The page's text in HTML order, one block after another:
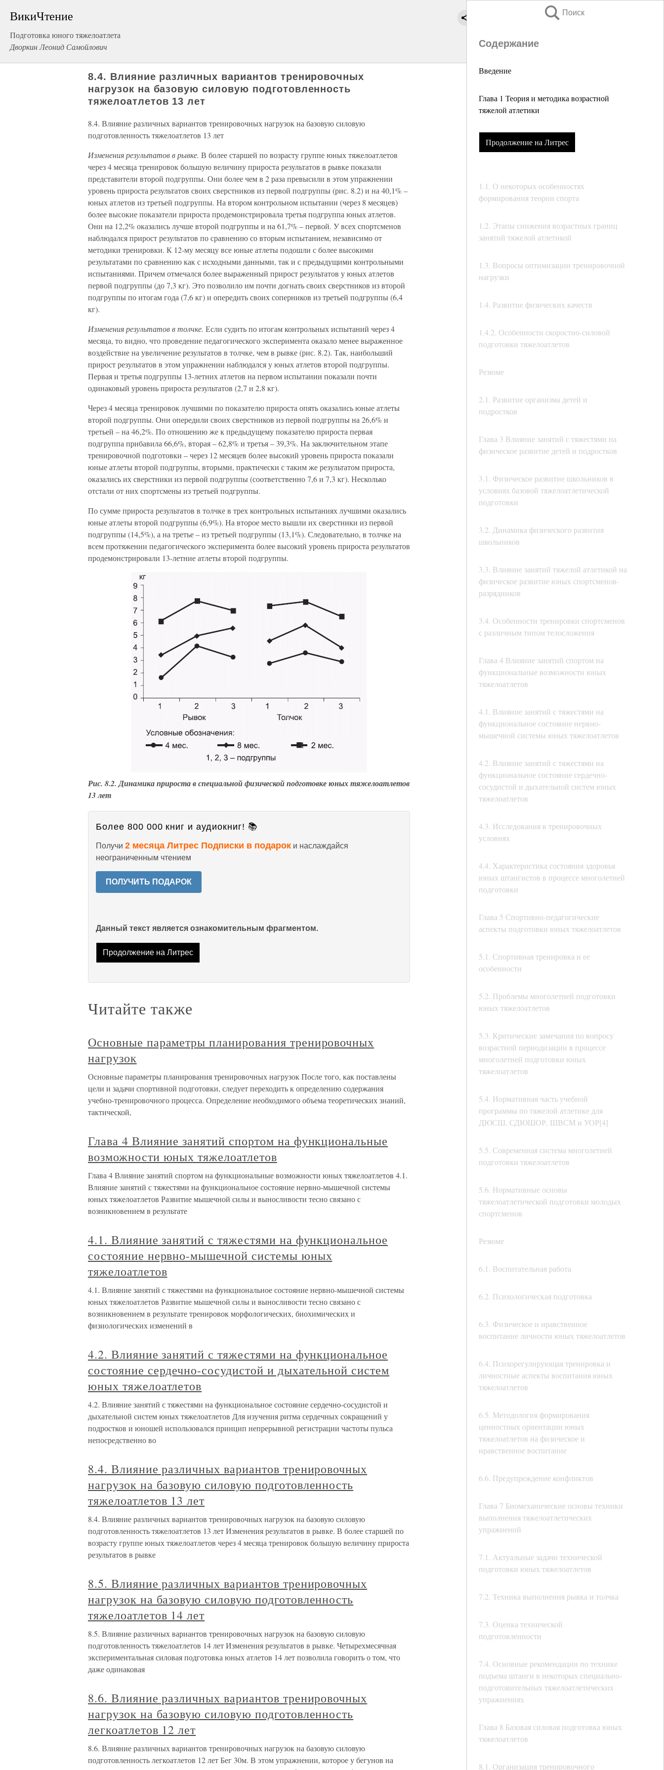
ВикиЧтение
Подготовка юного тяжелоатлета
Дворкин Леонид Самойлович
Поиск
Содержание
Введение
Глава 1 Теория и методика возрастной
тяжелой атлетики
Продолжение на Литрес
1.1. О некоторых особенностях
формирования теории спорта
1.2. Этапы снижения возрастных границ
занятий тяжелой атлетикой
1.3. Вопросы оптимизации тренировочной
нагрузки
1.4. Развитие физических качеств
1.4.2. Особенности скоростно-силовой
подготовки тяжелоатлетов
Резюме
2.1. Развитие организма детей и
подростков
Глава 3 Влияние занятий с тяжестями на
физическое развитие детей и подростков
3.1. Физическое развитие школьников в
условиях базовой тяжелоатлетической
подготовки
3.2. Динамика физического развития
школьников
3.3. Влияние занятий тяжелой атлетикой на
физическое развитие юных спортсменов-
разрядников
3.4. Особенности тренировки спортсменов
с различным типом телосложения
Глава 4 Влияние занятий спортом на
функциональные возможности юных
тяжелоатлетов
4.1. Влияние занятий с тяжестями на
функциональное состояние нервно-
мышечной системы юных тяжелоатлетов
4.2. Влияние занятий с тяжестями на
функциональное состояние сердечно-
сосудистой и дыхательной систем юных
тяжелоатлетов
4.3. Исследования в тренировочных
условиях
4.4. Характеристика состояния здоровья
юных штангистов в процессе многолетней
подготовки
Глава 5 Спортивно-педагогические
аспекты подготовки юных тяжелоатлетов
5.1. Спортивная тренировка и ее
особенности
5.2. Проблемы многолетней подготовки
юных тяжелоатлетов
5.3. Критические замечания по вопросу
возрастной периодизации в процессе
многолетней подготовки юных
тяжелоатлетов
5.4. Нормативная часть учебной
программы по тяжелой атлетике для
ДЮСШ, СДЮШОР, ШВСМ и УОР[4]
5.5. Современная система многолетней
подготовки тяжелоатлетов
5.6. Нормативные основы
тяжелоатлетической подготовки молодых
спортсменов
Резюме
6.1. Воспитательная работа
6.2. Психологическая подготовка
6.3. Физическое и нравственное
воспитание личности юных тяжелоатлетов
6.4. Психорегулирующая тренировка и
личностные аспекты воспитания юных
тяжелоатлетов
6.5. Методология формирования
ценностных ориентации юных
тяжелоатлетов на физическое и
нравственное воспитание
6.6. Предупреждение конфликтов
Глава 7 Биомеханические основы техники
выполнения тяжелоатлетических
упражнений
7.1. Актуальные задачи технической
подготовки юных тяжелоатлетов
7.2. Техника выполнения рывка и толчка
7.3. Оценка технической
подготовленности
7.4. Основные рекомендации по технике
подъема штанги в некоторых специально-
подготовительных тяжелоатлетических
упражнениях
Глава 8 Базовая силовая подготовка юных
тяжелоатлетов
8.1. Организация тренировочного
8.4. Влияние различных вариантов тренировочных
нагрузок на базовую силовую подготовленность
тяжелоатлетов 13 лет
8.4. Влияние различных вариантов тренировочных нагрузок на базовую силовую
подготовленность тяжелоатлетов 13 лет
Изменения результатов в рывке. В более старшей по возрасту группе юных тяжелоатлетов
через 4 месяца тренировок большую величину прироста результатов в рывке показали
представители второй подгруппы. Они более чем в 2 раза превысили в этом упражнении
уровень прироста результатов своих сверстников из первой подгруппы (рис. 8.2) и на 40,1% –
юных атлетов из третьей подгруппы. На втором контрольном испытании (через 8 месяцев)
более высокие показатели прироста продемонстрировала третья подгруппа юных атлетов.
Они на 12,2% оказались лучше второй подгруппы и на 61,7% – первой. У всех спортсменов
наблюдался прирост результатов по сравнению со вторым испытанием, независимо от
методики тренировки. К 12-му месяцу все юные атлеты подошли с более высокими
результатами по сравнению как с исходными данными, так и с предыдущими контрольными
испытаниями. Причем отмечался более выраженный прирост результатов у юных атлетов
первой подгруппы (до 7,3 кг). Это позволило им почти догнать своих сверстников из второй
подгруппы по итогам года (7,6 кг) и опередить своих соперников из третьей подгруппы (6,4
кг).
Изменения результатов в толчке. Если судить по итогам контрольных испытаний через 4
месяца, то видно, что проведение педагогического эксперимента оказало менее выраженное
воздействие на увеличение результатов в толчке, чем в рывке (рис. 8.2). Так, наибольший
прирост результатов в этом упражнении наблюдался у юных атлетов второй подгруппы.
Первая и третья подгруппы 13-летних атлетов на первом испытании показали почти
одинаковый уровень прироста результатов (2,7 и 2,8 кг).
Через 4 месяца тренировок лучшими по показателю прироста опять оказались юные атлеты
второй подгруппы. Они опередили своих сверстников из первой подгруппы на 26,6% и
третьей – на 46,2%. По отношению же к предыдущему показателю прироста первая
подгруппа прибавила 66,6%, вторая – 62,8% и третья – 39,3%. На заключительном этапе
тренировочной подготовки – через 12 месяцев более высокий уровень прироста показали
юные атлеты второй подгруппы, вторыми, практически с таким же результатом прироста,
оказались их сверстники из первой подгруппы (соответственно 7,6 и 7,3 кг). Несколько
отстали от них спортсмены из третьей подгруппы.
По сумме прироста результатов в толчке в трех контрольных испытаниях лучшими оказались
юные атлеты второй подгруппы (6,9%). На второе место вышли их сверстники из первой
подгруппы (14,5%), а на третье – из третьей подгруппы (13,1%). Следовательно, в толчке на
всем протяжении педагогического эксперимента более высокий уровень прироста результатов
продемонстрировали 13-летние атлеты второй подгруппы.
Рис. 8.2. Динамика прироста в специальнойфизической подготовке юных тяжелоатлетов
13 лет
Более 800 000 книг и аудиокниг! 📚
Получи 2 месяца Литрес Подписки в подарок и наслаждайся
неограниченным чтением
ПОЛУЧИТЬ ПОДАРОК
Данный текст является ознакомительным фрагментом.
Продолжение на Литрес
Читайте также
Основные параметры планирования тренировочных
нагрузок
Основные параметры планирования тренировочных нагрузок После того, как поставлены
цели и задачи спортивной подготовки, следует переходить к определению содержания
учебно-тренировочного процесса. Определение необходимого объема теоретических знаний,
тактической,
Глава 4 Влияние занятий спортом на функциональные
возможности юных тяжелоатлетов
Глава 4 Влияние занятий спортом на функциональные возможности юных тяжелоатлетов 4.1.
Влияние занятий с тяжестями на функциональное состояние нервно-мышечной системы
юных тяжелоатлетов Развитие мышечной силы и выносливости тесно связано с
возникновением в результате
4.1. Влияние занятий с тяжестями на функциональное
состояние нервно-мышечной системы юных
тяжелоатлетов
4.1. Влияние занятий с тяжестями на функциональное состояние нервно-мышечной системы
юных тяжелоатлетов Развитие мышечной силы и выносливости тесно связано с
возникновением в результате тренировок морфологических, биохимических и
физиологических изменений в
4.2. Влияние занятий с тяжестями на функциональное
состояние сердечно-сосудистой и дыхательной систем
юных тяжелоатлетов
4.2. Влияние занятий с тяжестями на функциональное состояние сердечно-сосудистой и
дыхательной систем юных тяжелоатлетов Для изучения ритма сердечных сокращений у
подростков и юношей использовался принцип непрерывной регистрации частоты пульса
непосредственно во
8.4. Влияние различных вариантов тренировочных
нагрузок на базовую силовую подготовленность
тяжелоатлетов 13 лет
8.4. Влияние различных вариантов тренировочных нагрузок на базовую силовую
подготовленность тяжелоатлетов 13 лет Изменения результатов в рывке. В более старшей по
возрасту группе юных тяжелоатлетов через 4 месяца тренировок большую величину прироста
результатов в рывке
8.5. Влияние различных вариантов тренировочных
нагрузок на базовую силовую подготовленность
тяжелоатлетов 14 лет
8.5. Влияние различных вариантов тренировочных нагрузок на базовую силовую
подготовленность тяжелоатлетов 14 лет Изменения результатов в рывке. Четырехмесячная
экспериментальная силовая подготовка юных атлетов 14 лет позволила говорить о том, что
даже одинаковая
8.6. Влияние различных вариантов тренировочных
нагрузок на базовую силовую подготовленность
легкоатлетов 12 лет
8.6. Влияние различных вариантов тренировочных нагрузок на базовую силовую
подготовленность легкоатлетов 12 лет Бег 30м. В этом упражнении, которое у бегунов на